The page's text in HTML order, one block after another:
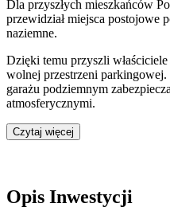
Dla przyszłych mieszkańców
przewidziałmiejsca postojowe
naziemne.
Dzięki temu przyszli
wolnej przestrzeni parkingowej.
garażu podziemnym
atmosferycznymi.
Czytaj więcej
Opis Inwestycji